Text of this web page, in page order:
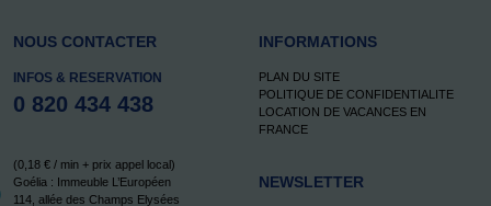
NOUS CONTACTER
INFOS & RESERVATION
0 820 434 438
(0,18 € / min + prix appel local)
Goélia : Immeuble L’Européen
114, allée des Champs Elysées
INFORMATIONS
PLAN DU SITE
POLITIQUE DE CONFIDENTIALITE
LOCATION DE VACANCES EN
FRANCE
NEWSLETTER